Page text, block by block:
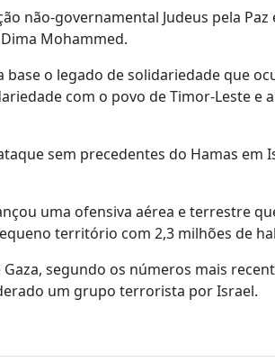
não-governamental Judeus pela
Mohammed.
o legado de solidariedade que
com o povo de Timor-Leste e
sem precedentes do Hamas em
uma ofensiva aérea e terrestre
território com 2,3 milhões de
segundo os números mais
um grupo terrorista por Israel.